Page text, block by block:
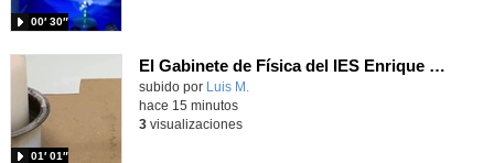
00′ 30″
El Gabinete de Física del IES Enrique Tierno Galván de Parla (Curso 25-26)
Contenido educativo.
subido por Luis M.
01′ 01″
hace 15 minutos
3visualizaciones